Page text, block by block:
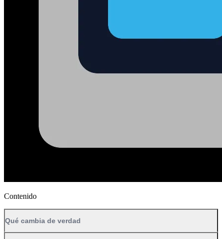
Contenido
Qué cambia de verdad